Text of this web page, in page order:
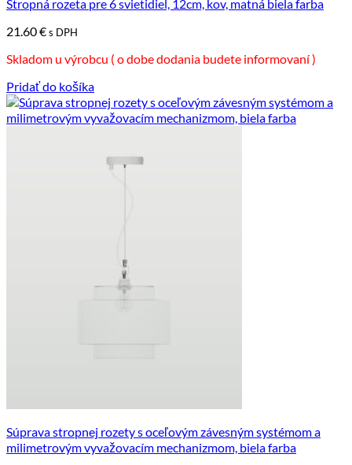
Stropná rozeta pre 6 svietidiel, 12cm, kov, matná biela farba
21.60€s DPH
Skladom u výrobcu ( o dobe dodania budete informovaní )
Pridať do košíka
Súprava stropnej rozety s oceľovým závesným systémom a
milimetrovým vyvažovacím mechanizmom, biela farba